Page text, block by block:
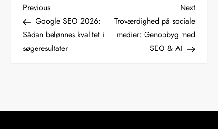
I
n
d
g
Previous
Post
Previous
Google SEO 2026:
Sådan belønnes kvalitet i
søgeresultater
Next
Post
Next
Troværdighed på sociale
medier: Genopbyg med
SEO & AI